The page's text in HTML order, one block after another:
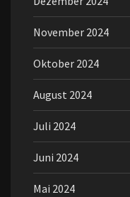
November 2024
Oktober 2024
August 2024
Juli 2024
Juni 2024
Mai 2024